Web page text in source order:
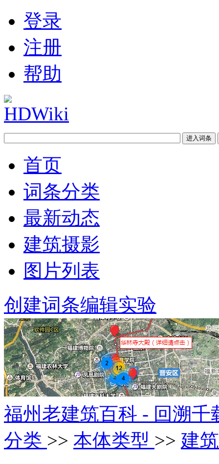
登录
注册
帮助
首页
词条分类
最新动态
建筑摄影
图片列表
创建词条编辑实验
福州老建筑百科 - 回溯
分类 >> 本体类型 >> 建